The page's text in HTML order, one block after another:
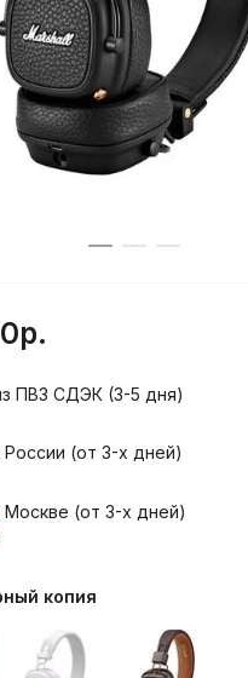
ПВЗ СДЭК (3-5 дня)
(от 3-х дней)
Москве (от 3-х дней)
копия